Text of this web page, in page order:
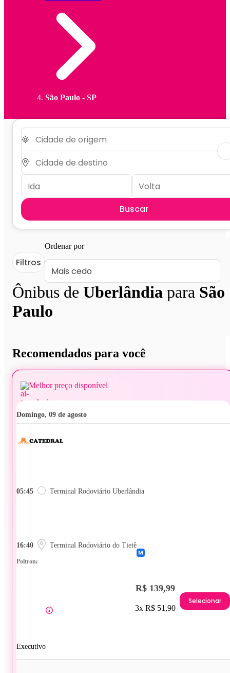
São Paulo - SP
Buscar
Ônibus de Uberlândia para São
Paulo
Filtros
Ordenar por
Recomendados para você
Melhor preço disponível
domingo, 09 de agosto
05:45 Terminal Rodoviário Uberlândia
16:40 Terminal Rodoviário do Tietê
Poltrona
Executivo
R$ 139,99
3x R$ 51,90
Selecionar